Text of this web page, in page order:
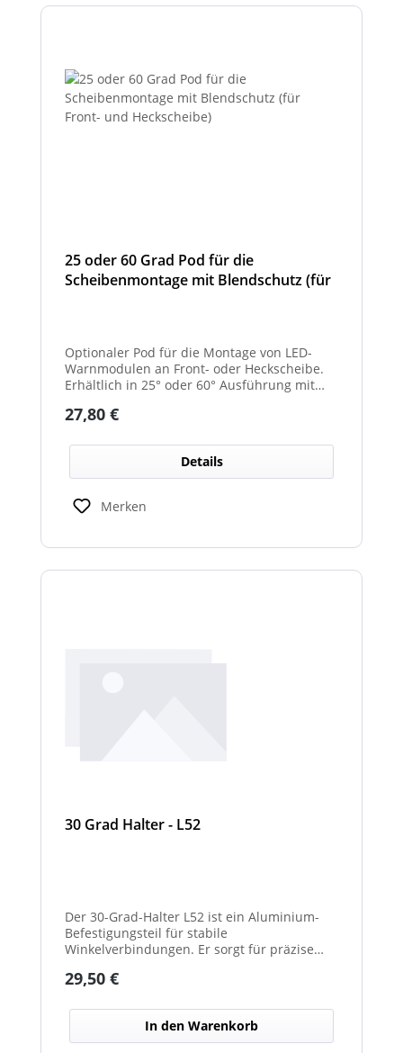
25 oder 60 Grad Pod für die
Scheibenmontage mit Blendschutz (für
Optionaler Pod für die Montage von LED-
Warnmodulen an Front- oder Heckscheibe.
Erhältlich in 25° oder 60° Ausführung mit
Regulärer Preis:
27,80 €
Details
Merken
30 Grad Halter - L52
Der 30-Grad-Halter L52 ist ein Aluminium-
Befestigungsteil für stabile
Winkelverbindungen. Er sorgt für präzise
Durch das leichte, korrosionsbeständige
Anwendungen.
Regulärer Preis:
29,50 €
In den Warenkorb